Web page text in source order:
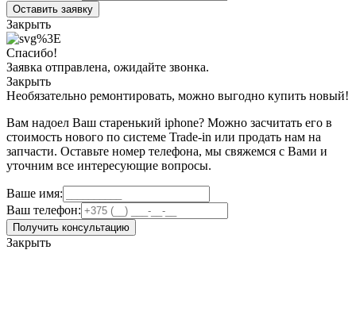
Оставить заявку
Закрыть
Спасибо!
Заявка отправлена, ожидайте звонка.
Закрыть
Необязательно ремонтировать, можно выгодно купить новый!
Вам надоел Ваш старенький iphone? Можно засчитать его в
стоимость нового по системе Trade-in или продать нам на
запчасти. Оставьте номер телефона, мы свяжемся с Вами и
уточним все интересующие вопросы.
Ваше имя:
Ваш телефон:
Получить консультацию
Закрыть